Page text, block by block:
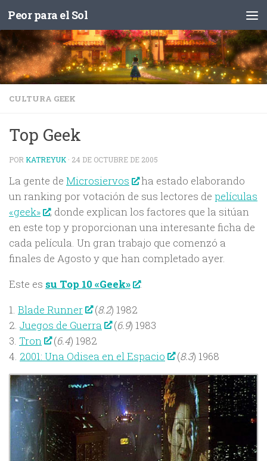
Saltar al contenido
Peor para el Sol
CULTURA GEEK
Top Geek
POR KATREYUK · 24 DE OCTUBRE DE 2005
La gente de Microsiervos
ha estado elaborando
un ranking por votación de sus lectores de películas
«geek»
, donde explican los factores que la sitúan
en este top y proporcionan una interesante ficha de
cada película. Un gran trabajo que comenzó a
finales de Agosto y que han completado ayer.
Este es su Top 10 «Geek»
:
1. Blade Runner (8.2) 1982
2. Juegos de Guerra (6.9) 1983
3. Tron (6.4) 1982
4. 2001: Una Odisea en el Espacio (8.3) 1968